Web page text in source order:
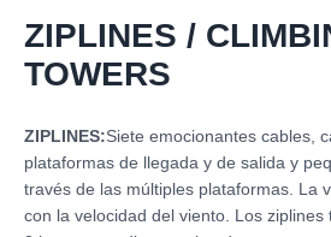
ZIPLINES /
TOWERS
ZIPLINES:Siete emocionantes cables,
plataformas de llegada y de salida y
través de las múltiples plataformas. La
con la velocidad del viento. Los